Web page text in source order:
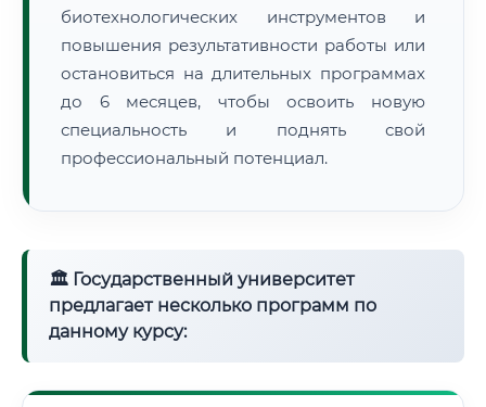
биотехнологических инструментов и
повышения результативности работы или
остановиться на длительных программах
до 6 месяцев, чтобы освоить новую
специальность и поднять свой
профессиональный потенциал.
🏛 Государственный университет
предлагает несколько программ по
данному курсу: